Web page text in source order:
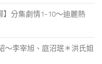
】分集劇情1-10～迪麗熱
～李宰旭、庭沼珉＊洪氏姐